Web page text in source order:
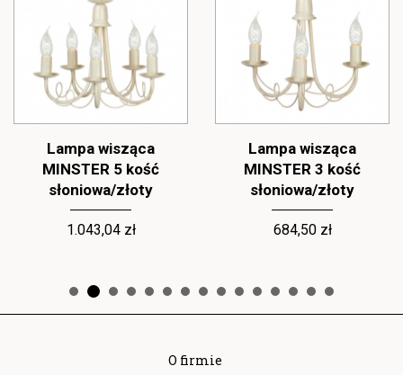
Lampa wisząca
MINSTER 5 kość
słoniowa/złoty
1.043,04 zł
Lampa wisząca
MINSTER 3 kość
słoniowa/złoty
684,50 zł
O firmie